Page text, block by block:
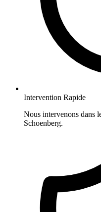
Intervention Rapide
Nous intervenons dans
Schoenberg.